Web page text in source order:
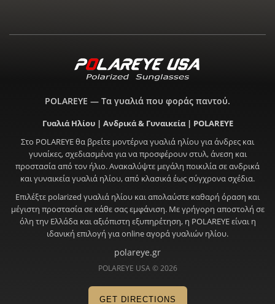
POLAREYE — Τα γυαλιά που φοράς παντού.
Γυαλιά Ηλίου | Ανδρικά & Γυναικεία | POLAREYE
Στο POLAREYE θα βρείτε μοντέρνα γυαλιά ηλίου για άνδρες και
γυναίκες, σχεδιασμένα για να προσφέρουν στυλ, άνεση και
προστασία από τον ήλιο. Ανακαλύψτε μεγάλη ποικιλία σε ανδρικά
και γυναικεία γυαλιά ηλίου, από κλασικά έως σύγχρονα σχέδια.
Επιλέξτε polarized γυαλιά ηλίου και απολαύστε καθαρή όραση και
μέγιστη προστασία σε κάθε σας εμφάνιση. Με γρήγορη αποστολή σε
όλη την Ελλάδα και αξιόπιστη εξυπηρέτηση, η POLAREYE είναι η
ιδανική επιλογή για online αγορά γυαλιών ηλίου.
polareye.gr
POLAREYE USA © 2026
GET DIRECTIONS